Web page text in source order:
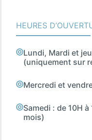
HEURES
Lundi, Mardi et
(uniquement sur
Mercredi et
Samedi : de 10H
mois)